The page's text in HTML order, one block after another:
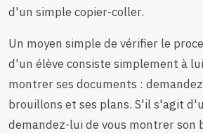
d'un simple copier-coller.
Un moyen simple de vérifier le
d'un élève consiste simplement à
montrer ses documents :
brouillons et ses plans. S'il s'agit
demandez-lui de vous montrer son